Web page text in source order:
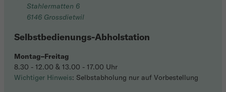
Stahlermatten 6
6146 Grossdietwil
Selbstbedienungs-Abholstation
Montag–Freitag
8.30 - 12.00 & 13.00 - 17.00 Uhr
Wichtiger Hinweis: Selbstabholung nur auf Vorbestellung